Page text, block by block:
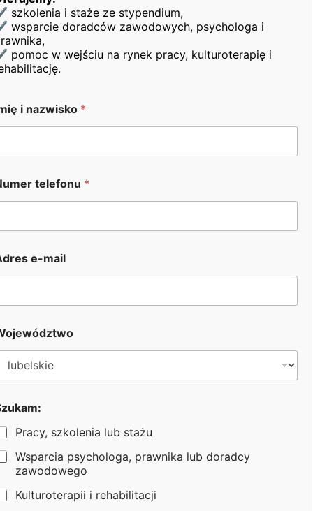
do aktywizacji zawodowej, ale także pozwolił
uczestnikom podnieść swoje kompetencje
psychospołeczne, co zwiększyło ich atrakcyjność na
rynku pracy oraz poprawiło jakość życia codziennego.
aktywne zaangażowanie i współpracę!
szkolenia i staże ze stypendium,
wsparcie doradców zawodowych, psychologa i
pomoc w wejściu na rynek pracy, kulturoterapię i
i nazwisko *
telefonu *
e-mail
Pracy, szkolenia lub stażu
Wsparcia psychologa, prawnika lub doradcy
zawodowego
Kulturoterapii i rehabilitacji